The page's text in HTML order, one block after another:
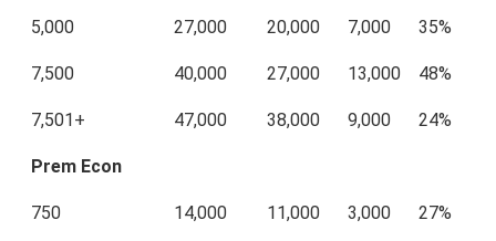
5,000 27,000 20,000 7,000 35%
7,500 40,000 27,000 13,000 48%
7,501+ 47,000 38,000 9,000 24%
Prem Econ
750 14,000 11,000 3,000 27%